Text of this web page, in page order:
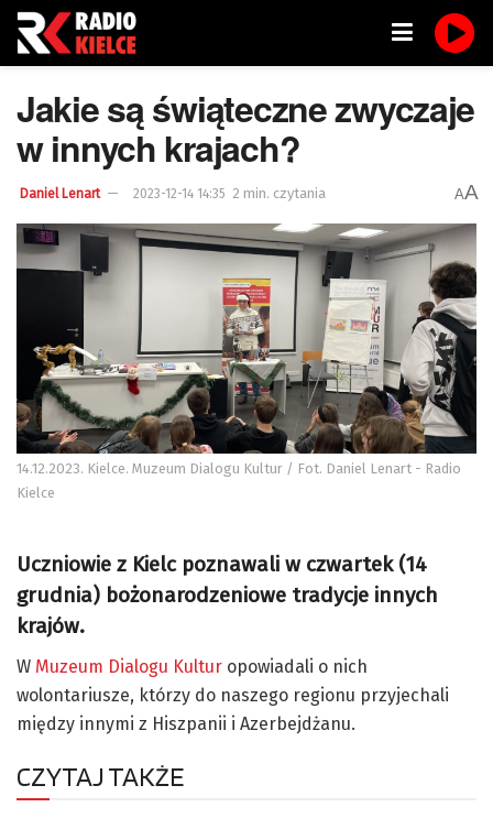
Jakie są świąteczne zwyczaje
w innych krajach?
Daniel Lenart 2023-12-14 14:35 2 min. czytania AA
14.12.2023. Kielce. Muzeum Dialogu Kultur / Fot. Daniel Lenart - Radio
Kielce
Uczniowie z Kielc poznawali w czwartek (14
grudnia) bożonarodzeniowe tradycje innych
krajów.
W Muzeum Dialogu Kultur opowiadali o nich
wolontariusze, którzy do naszego regionu przyjechali
między innymi z Hiszpanii i Azerbejdżanu.
CZYTAJ TAKŻE